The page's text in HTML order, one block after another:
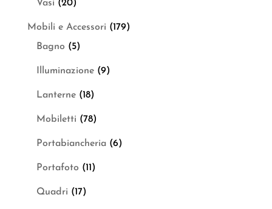
Vasi (20)
Mobili e Accessori (179)
Bagno (5)
Illuminazione (9)
Lanterne (18)
Mobiletti (78)
Portabiancheria (6)
Portafoto (11)
Quadri (17)